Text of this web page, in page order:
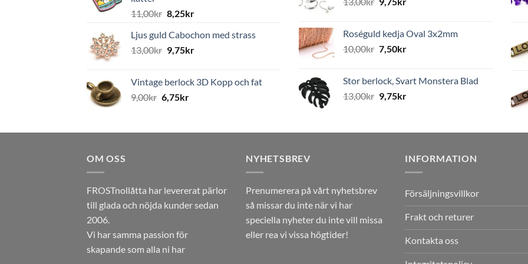
11,00kr 8,25kr
Ljus guld Cabochon med strass
13,00kr 9,75kr
Vintage berlock 3D Kopp och fat
9,00kr 6,75kr
Roséguld kedja Oval 3x2mm
10,00kr 7,50kr
Stor berlock, Svart Monstera Blad
13,00kr 9,75kr
OM OSS
FROSTnollåtta har levererat pärlor
till glada och nöjda kunder sedan
2006.
Vi har samma passion för
skapande som alla ni har
NYHETSBREV
Prenumerera på vårt nyhetsbrev
så missar du inte när vi har
speciella nyheter du inte vill missa
eller rea vi vissa högtider!
INFORMATION
Försäljningsvillkor
Frakt och returer
Kontakta oss